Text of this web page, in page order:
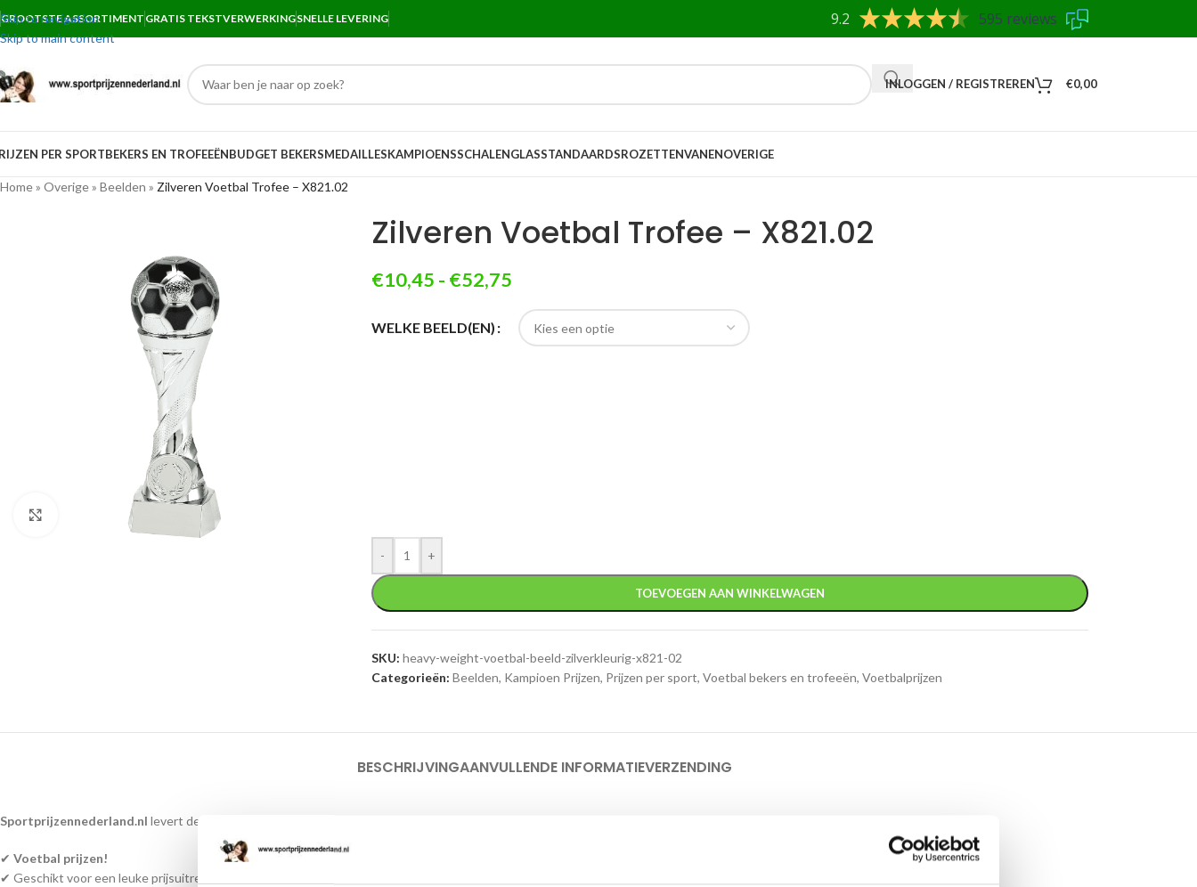
Skip to navigation
Skip to main content
GROOTSTE ASSORTIMENT GRATIS TEKSTVERWERKINGSNELLE LEVERING 9.2 595 reviews
INLOGGEN / REGISTREREN €0,00
PER SPORTBEKERS EN TROFEEËNBUDGET BEKERSMEDAILLESKAMPIOENSSCHALENGLASSTANDAARDSROZETTENVANENOVERIGE
Home» Overige» Beelden » Zilveren Voetbal Trofee – X821.02
Klik om te vergroten
Zilveren Voetbal Trofee – X821.02
€10,45 - €52,75
WELKE BEELD(EN)
- +
TOEVOEGEN AAN WINKELWAGEN
SKU:heavy-weight-voetbal-beeld-zilverkleurig-x821-02
Categorieën: Beelden, Kampioen Prijzen, Prijzen per sport, Voetbal bekers en trofeeën, Voetbalprijzen
BESCHRIJVINGAANVULLENDE INFORMATIEVERZENDING
Sportprijzennederland.nl levert deze prijzen direct uit voorraad. En kan daardoor
✔ Voetbal prijzen!
✔ Geschikt voor een leuke prijsuitreiking of een ultieme waardering!